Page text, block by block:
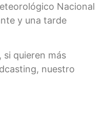
Nacional
y una tarde
si quieren más
nuestro